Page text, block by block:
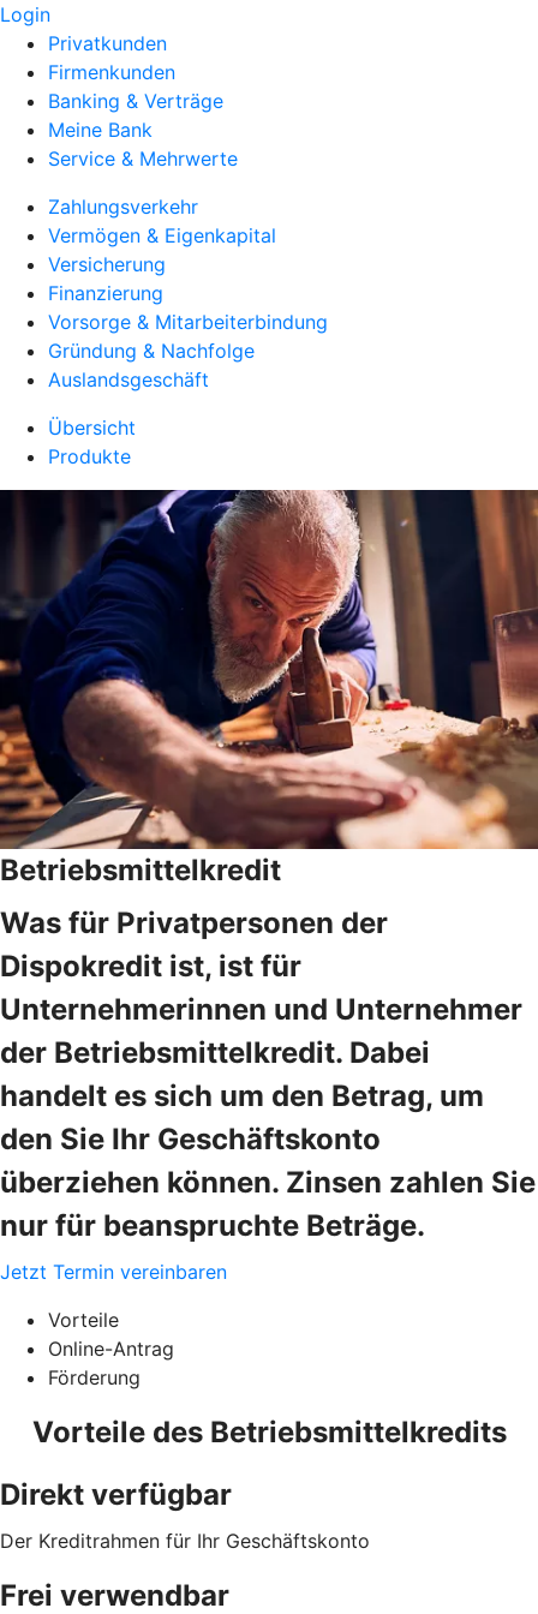
Login
Privatkunden
Firmenkunden
Banking & Verträge
Meine Bank
Service & Mehrwerte
Zahlungsverkehr
Vermögen & Eigenkapital
Versicherung
Finanzierung
Vorsorge & Mitarbeiterbindung
Gründung & Nachfolge
Auslandsgeschäft
Übersicht
Produkte
Betriebsmittelkredit
Was für Privatpersonen der
Dispokredit ist, ist für
Unternehmerinnen und Unternehmer
der Betriebsmittelkredit. Dabei
handelt es sich um den Betrag, um
den Sie Ihr Geschäftskonto
überziehen können. Zinsen zahlen Sie
nur für beanspruchte Beträge.
Jetzt Termin vereinbaren
Vorteile
Online-Antrag
Förderung
Vorteile des Betriebsmittelkredits
Direkt verfügbar
Der Kreditrahmen für Ihr Geschäftskonto
Frei verwendbar